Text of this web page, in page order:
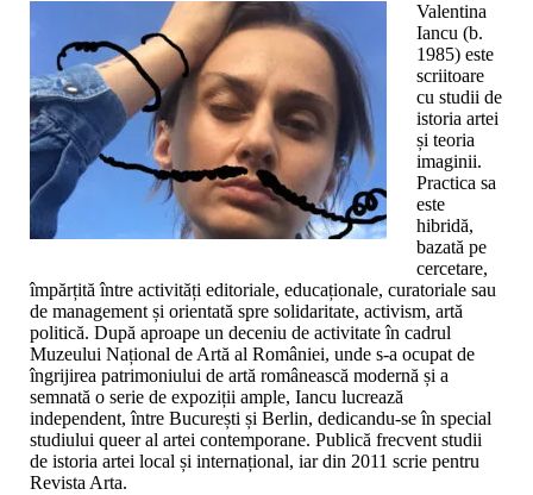
Valentina
Iancu (b.
1985) este
scriitoare
cu studii de
istoria artei
și teoria
imaginii.
Practica sa
este
hibridă,
bazată pe
cercetare,
împărțită între activități editoriale, educaționale, curatoriale sau
de management și orientată spre solidaritate, activism, artă
politică. După aproape un deceniu de activitate în cadrul
Muzeului Național de Artă al României, unde s-a ocupat de
îngrijirea patrimoniului de artă românească modernă și a
semnată o serie de expoziții ample, Iancu lucrează
independent, între București și Berlin, dedicandu-se în special
studiului queer al artei contemporane. Publică frecvent studii
de istoria artei local și internațional, iar din 2011 scrie pentru
Revista Arta.